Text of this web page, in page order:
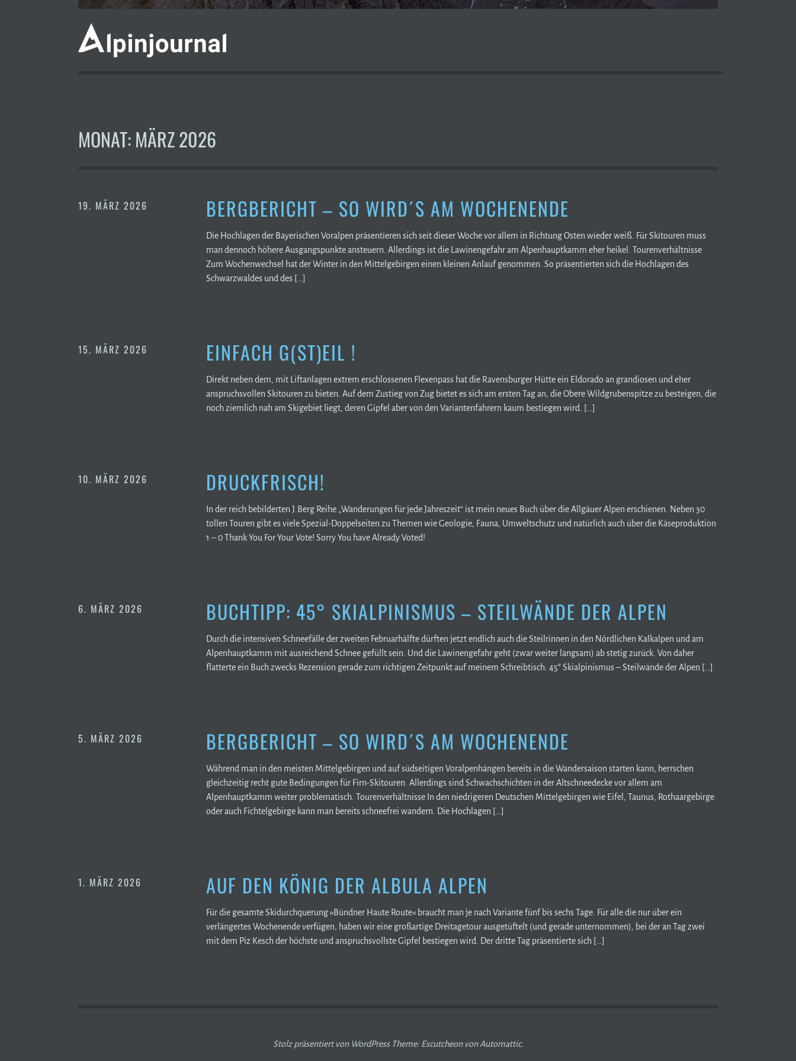
MONAT:MÄRZ 2026
19. MÄRZ 2026 BERGBERICHT – SO WIRD´S AM WOCHENENDE
Die Hochlagen der Bayerischen Voralpen präsentieren sich seit dieser Woche vor allem in Richtung Osten wieder weiß. Für Skitouren muss
man dennoch höhere Ausgangspunkte ansteuern. Allerdings ist die Lawinengefahr am Alpenhauptkamm eher heikel. Tourenverhältnisse
Zum Wochenwechsel hat der Winter in den Mittelgebirgen einen kleinen Anlauf genommen. So präsentierten sich die Hochlagen des
Schwarzwaldes und des […]
15. MÄRZ 2026 EINFACH G(ST)EIL !
Direkt neben dem, mit Liftanlagen extrem erschlossenen Flexenpass hat die Ravensburger Hütte ein Eldorado an grandiosen und eher
anspruchsvollen Skitouren zu bieten. Auf dem Zustieg von Zug bietet es sich am ersten Tag an, die Obere Wildgrubenspitze zu besteigen, die
noch ziemlich nah am Skigebiet liegt, deren Gipfel aber von den Variantenfahrern kaum bestiegen wird. […]
10. MÄRZ 2026 DRUCKFRISCH!
In der reich bebilderten J.Berg Reihe „Wanderungen für jede Jahreszeit“ ist mein neues Buch über die Allgäuer Alpen erschienen. Neben 30
tollen Touren gibt es viele Spezial-Doppelseiten zu Themen wie Geologie, Fauna, Umweltschutz und natürlich auch über die Käseproduktion
1 – 0 Thank You For Your Vote! Sorry You have Already Voted!
6. MÄRZ 2026 BUCHTIPP: 45° SKIALPINISMUS – STEILWÄNDE DER ALPEN
Durch die intensiven Schneefälle der zweiten Februarhälfte dürften jetzt endlich auch die Steilrinnen in den Nördlichen Kalkalpen und am
Alpenhauptkamm mit ausreichend Schnee gefüllt sein. Und die Lawinengefahr geht (zwar weiter langsam) ab stetig zurück. Von daher
flatterte ein Buch zwecks Rezension gerade zum richtigen Zeitpunkt auf meinem Schreibtisch: 45° Skialpinismus – Steilwände der Alpen […]
5. MÄRZ 2026 BERGBERICHT – SO WIRD´S AM WOCHENENDE
Während man in den meisten Mittelgebirgen und auf südseitigen Voralpenhängen bereits in die Wandersaison starten kann, herrschen
gleichzeitig recht gute Bedingungen für Firn-Skitouren. Allerdings sind Schwachschichten in der Altschneedecke vor allem am
Alpenhauptkamm weiter problematisch. Tourenverhältnisse In den niedrigeren Deutschen Mittelgebirgen wie Eifel, Taunus, Rothaargebirge
oder auch Fichtelgebirge kann man bereits schneefrei wandern. Die Hochlagen […]
1. MÄRZ 2026 AUF DEN KÖNIG DER ALBULA ALPEN
Für die gesamte Skidurchquerung »Bündner Haute Route« braucht man je nach Variante fünf bis sechs Tage. Für alle die nur über ein
verlängertes Wochenende verfügen, haben wir eine großartige Dreitagetour ausgetüftelt (und gerade unternommen), bei der an Tag zwei
mit dem Piz Kesch der höchste und anspruchsvollste Gipfel bestiegen wird. Der dritte Tag präsentierte sich […]
Stolz präsentiert von WordPress Theme: Escutcheon vonAutomattic.